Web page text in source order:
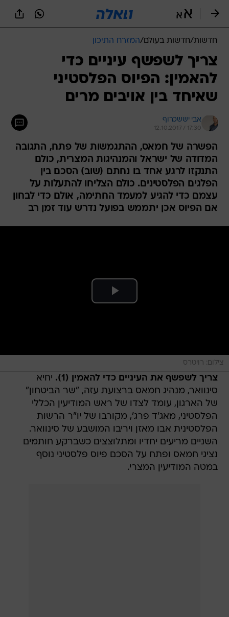
חדשות/חדשות בעולם /המזרח התיכון
צריך לשפשף עיניים כדי
להאמין: הפיוס הפלסטיני
שאיחד בין אויבים מרים
אבי יששכרוף
12.10.2017 / 17:30
הפשרה של חמאס, ההתגמשות של פתח, התגובה
המדודה של ישראל והמנהיגות המצרית, כולם
התנקזו לרגע אחד בו נחתם (שוב) הסכם בין
הפלגים הפלסטינים. כולם הצליחו להתעלות על
עצמם כדי להגיע למעמד החתימה, אולם כדי לבחון
אם הפיוס אכן יתממש בפועל נדרש עוד זמן רב
צילום: רויטרס
צריך לשפשף את העיניים כדי להאמין (1).
יחיא
סינוואר, מנהיג חמאס ברצועת עזה, "שר הביטחון"
של הארגון, עומד לצדו של ראש המודיעין הכללי
הפלסטיני, מאג'ד פרג', מקורבו של יו"ר הרשות
הפלסטינית אבו מאזן ויריבו המושבע של סינוואר.
השניים מריעים יחדיו ומתלוצצים כשברקע חותמים
נציגי חמאס ופתח על הסכם פיוס פלסטיני נוסף
במטה המודיעין המצרי.